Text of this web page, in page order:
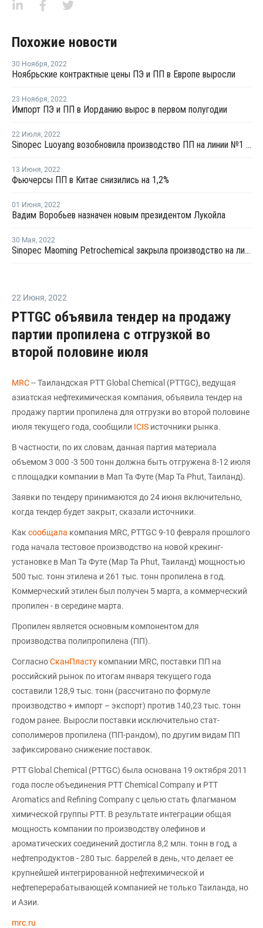
Похожие новости
30 Ноября, 2022
Ноябрьские контрактные цены ПЭ и ПП в Европе выросли
23 Ноября, 2022
Импорт ПЭ и ПП в Иорданию вырос в первом полугодии
22 Июля, 2022
Sinopec Luoyang возобновила производство ПП на линии №1 в Китае
13 Июня, 2022
Фьючерсы ПП в Китае снизились на 1,2%
01 Июня, 2022
Вадим Воробьев назначен новым президентом Лукойла
30 Мая, 2022
Sinopec Maoming Petrochemical закрыла производство на линии по выпуску ПП в Китае
22 Июня, 2022
PTTGC объявила тендер на продажу
партии пропилена с отгрузкой во
второй половине июля
MRC-- Таиландская PTT Global Chemical (PTTGC), ведущая
азиатская нефтехимическая компания, объявила тендер на
продажу партии пропилена для отгрузки во второй половине
июля текущего года, сообщили ICIS источники рынка.
В частности, по их словам, данная партия материала
объемом 3 000 -3 500 тонн должна быть отгружена 8-12 июля
с площадки компании в Мап Та Футе (Map Ta Phut, Таиланд).
Заявки по тендеру принимаются до 24 июня включительно,
когда тендер будет закрыт, сказали источники.
Как сообщала компания MRC, PTTGC 9-10 февраля прошлого
года начала тестовое производство на новой крекинг-
установке в Мап Та Футе (Map Ta Phut, Таиланд) мощностью
500 тыс. тонн этилена и 261 тыс. тонн пропилена в год.
Коммерческий этилен был получен 5 марта, а коммерческий
пропилен - в середине марта.
Пропилен является основным компонентом для
производства полипропилена (ПП).
СогласноСканПласту компании MRC, поставки ПП на
российский рынок по итогам января текущего года
составили 128,9 тыс. тонн (рассчитано по формуле
производство + импорт – экспорт) против 140,23 тыс. тонн
годом ранее. Выросли поставки исключительно стат-
сополимеров пропилена (ПП-рандом), по другим видам ПП
зафиксировано снижение поставок.
PTT Global Chemical (PTTGC) была основана 19 октября 2011
года после объединения PTT Chemical Company и PTT
Aromatics and Refining Company с целью стать флагманом
химической группы PTT. В результате интеграции общая
мощность компании по производству олефинов и
ароматических соединений достигла 8,2 млн. тонн в год, а
нефтепродуктов - 280 тыс. баррелей в день, что делает ее
крупнейшей интегрированной нефтехимической и
нефтеперерабатывающей компанией не только Таиланда, но
и Азии.
mrc.ru